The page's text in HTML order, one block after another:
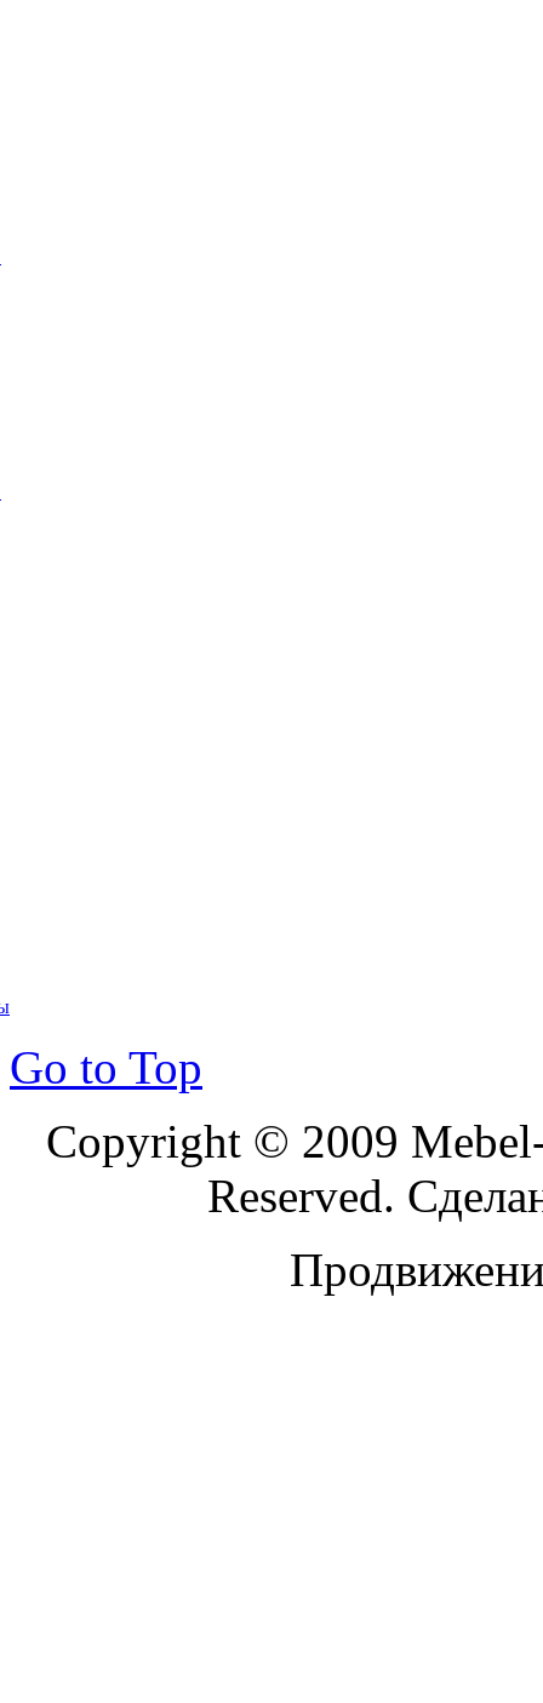
Go to Top
Copyright © 2009
Reserved.